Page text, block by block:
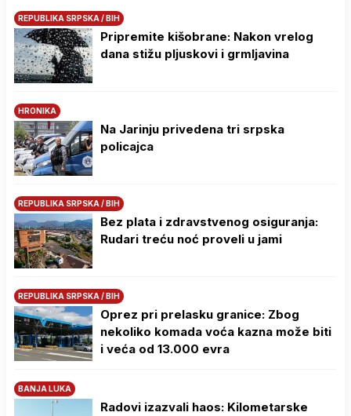
REPUBLIKA SRPSKA / BIH
Pripremite kišobrane: Nakon vrelog
dana stižu pljuskovi i grmljavina
HRONIKA
Na Јarinju privedena tri srpska
policajca
REPUBLIKA SRPSKA / BIH
Bez plata i zdravstvenog osiguranja:
Rudari treću noć proveli u jami
REPUBLIKA SRPSKA / BIH
Oprez pri prelasku granice: Zbog
nekoliko komada voća kazna može biti
i veća od 13.000 evra
BANJA LUKA
Radovi izazvali haos: Kilometarske